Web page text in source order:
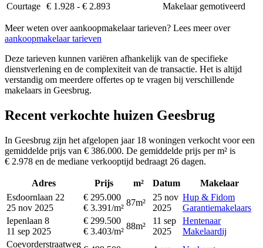
Courtage € 1.928 - € 2.893 Makelaar gemotiveerd
Meer weten over aankoopmakelaar tarieven? Lees meer over
aankoopmakelaar tarieven
Deze tarieven kunnen variëren afhankelijk van de specifieke
dienstverlening en de complexiteit van de transactie. Het is altijd
verstandig om meerdere offertes op te vragen bij verschillende
makelaars in Geesbrug.
Recent verkochte huizen Geesbrug
In Geesbrug zijn het afgelopen jaar 18 woningen verkocht voor een
gemiddelde prijs van € 386.000. De gemiddelde prijs per m² is
€ 2.978 en de mediane verkooptijd bedraagt 26 dagen.
Adres Prijs m² Datum
Makelaar
Esdoornlaan 22
25 nov 2025
€ 295.000
€ 3.391/m²
87m²
25 nov
2025
Hup & Fidom
Garantiemakelaars
Iepenlaan 8
11 sep 2025
€ 299.500
€ 3.403/m²
88m²
11 sep
2025
Hentenaar
Makelaardij
Coevorderstraatweg